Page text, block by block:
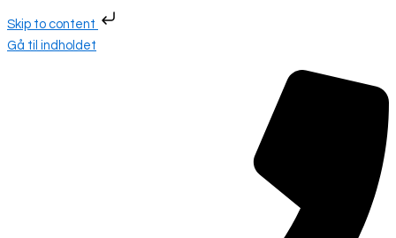
Skip to content
Gå til indholdet